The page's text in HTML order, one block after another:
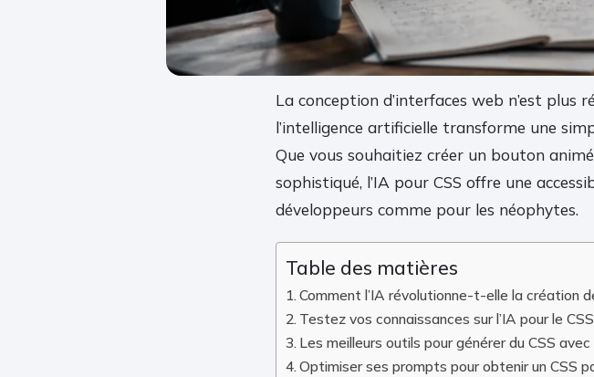
La conception d’interfaces web n’est plus
l’intelligence artificielle transforme une
Que vous souhaitiez créer un bouton
sophistiqué, l’IA pour CSS offre une
développeurs comme pour les néophytes.
Table des matières
Comment l’IA révolutionne-t-elle la création
Testez vos connaissances sur l’IA pour le CSS
Les meilleurs outils pour générer du CSS
Optimiser ses prompts pour obtenir un CSS